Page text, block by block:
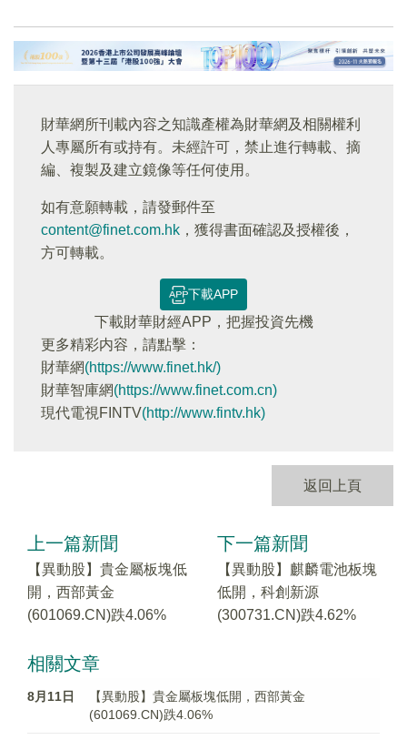
財華網所刊載內容之知識產權為財華網及相關權利
人專屬所有或持有。未經許可，禁止進行轉載、摘
編、複製及建立鏡像等任何使用。
如有意願轉載，請發郵件至
content@finet.com.hk ，獲得書面確認及授權後，
方可轉載。
下載APP
下載財華財經APP，把握投資先機
更多精彩内容，請點擊：
財華網(https://www.finet.hk/)
財華智庫網(https://www.finet.com.cn)
現代電視FINTV(http://www.fintv.hk)
返回上頁
上一篇新聞
【異動股】貴金屬板塊低
開，西部黃金
(601069.CN)跌4.06%
下一篇新聞
【異動股】麒麟電池板塊
低開，科創新源
(300731.CN)跌4.62%
相關文章
8月11日
【異動股】貴金屬板塊低開，西部黃金
(601069.CN)跌4.06%